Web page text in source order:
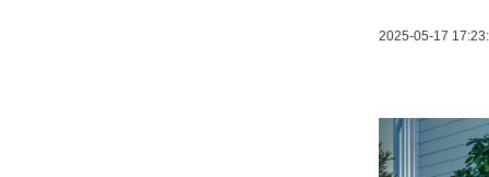
2025-05-17